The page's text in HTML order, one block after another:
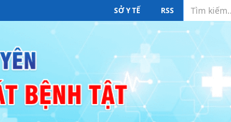
SỞ Y TẾ RSS